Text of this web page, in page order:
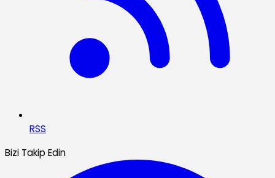
RSS
Bizi Takip Edin